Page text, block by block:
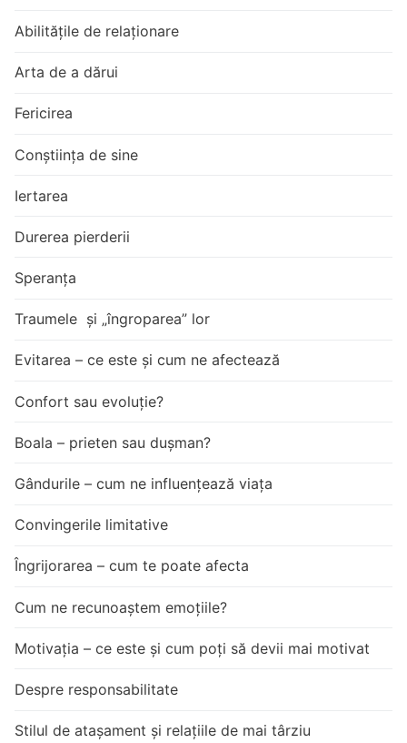
Abilitățile de relaționare
Arta de a dărui
Fericirea
Conștiința de sine
Iertarea
Durerea pierderii
Speranța
Traumele și „îngroparea” lor
Evitarea – ce este și cum ne afectează
Confort sau evoluție?
Boala – prieten sau dușman?
Gândurile – cum ne influențează viața
Convingerile limitative
Îngrijorarea – cum te poate afecta
Cum ne recunoaștem emoțiile?
Motivația – ce este și cum poți să devii mai motivat
Despre responsabilitate
Stilul de atașament și relațiile de mai târziu